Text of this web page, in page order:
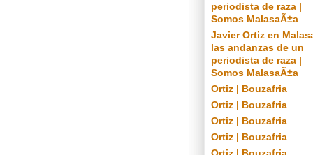
periodista de raza |
Somos MalasaÃ±a
Javier Ortiz en
las andanzas de un
periodista de raza |
Somos MalasaÃ±a
Ortiz | Bouzafria
Ortiz | Bouzafria
Ortiz | Bouzafria
Ortiz | Bouzafria